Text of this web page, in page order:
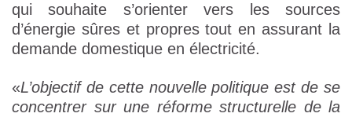
qui souhaite s’orienter vers les sources
d’énergie sûres et propres tout en assurant la
demande domestique en électricité.
«L’objectif de cette nouvelle politique est de se
concentrer sur une réforme structurelle de la